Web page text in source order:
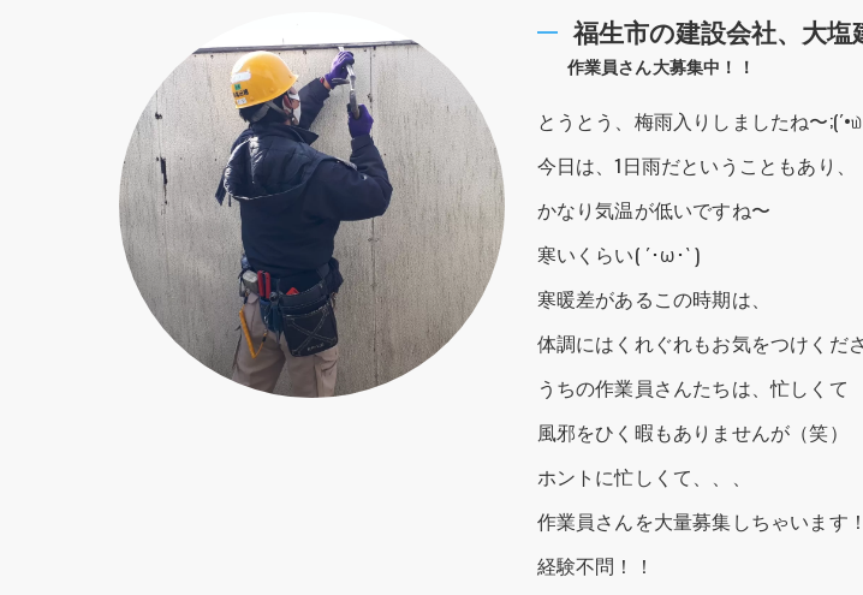
福生市の建設会社、大塩
作業員さん大募集中！！
とうとう、梅雨入りしましたね〜
今日は、1日雨だということもあり、
かなり気温が低いですね〜
寒いくらい( ´･ω･` )
寒暖差があるこの時期は、
体調にはくれぐれもお気をつけくだ
うちの作業員さんたちは、忙しくて
風邪をひく暇もありませんが（笑）
ホントに忙しくて、、、
作業員さんを大量募集しちゃいます
経験不問！！